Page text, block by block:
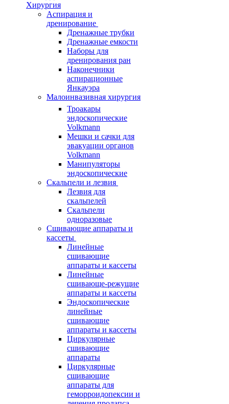
Хирургия
Аспирация и
дренирование
Дренажные трубки
Дренажные емкости
Наборы для
дренирования ран
Наконечники
аспирационные
Янкауэра
Малоинвазивная хирургия
Троакары
эндоскопические
Volkmann
Мешки и сачки для
эвакуации органов
Volkmann
Манипуляторы
эндоскопические
Скальпели и лезвия
Лезвия для
скальпелей
Скальпели
одноразовые
Сшивающие аппараты и
кассеты
Линейные
сшивающие
аппараты и кассеты
Линейные
сшивающе-режущие
аппараты и кассеты
Эндоскопические
линейные
сшивающие
аппараты и кассеты
Циркулярные
сшивающие
аппараты
Циркулярные
сшивающие
аппараты для
геморроидопексии и